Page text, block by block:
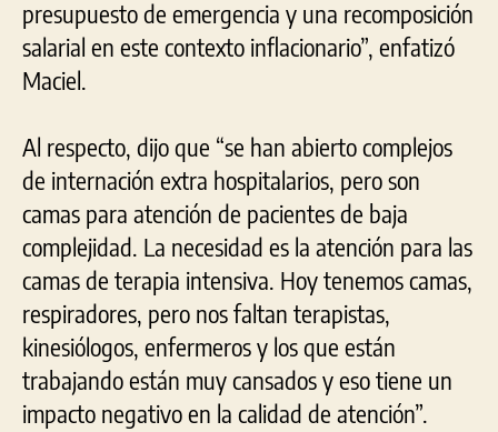
presupuesto de emergencia y una recomposición
salarial en este contexto inflacionario”, enfatizó
Maciel.
Al respecto, dijo que “se han abierto complejos
de internación extra hospitalarios, pero son
camas para atención de pacientes de baja
complejidad. La necesidad es la atención para las
camas de terapia intensiva. Hoy tenemos camas,
respiradores, pero nos faltan terapistas,
kinesiólogos, enfermeros y los que están
trabajando están muy cansados y eso tiene un
impacto negativo en la calidad de atención”.